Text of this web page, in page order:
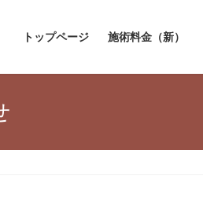
トップページ 施術料金（新）